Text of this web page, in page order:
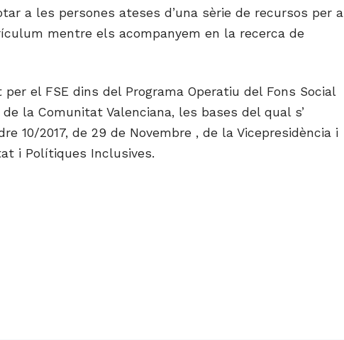
a les persones ateses d’una sèrie de recursos per a
mentre els acompanyem en la recerca de
el FSE dins del Programa Operatiu del Fons Social
de la Comunitat Valenciana, les bases del qual s’
10/2017, de 29 de Novembre , de la Vicepresidència i
i Polítiques Inclusives.